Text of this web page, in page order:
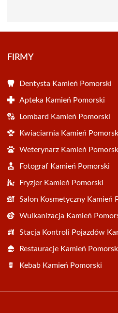
FIRMY
Dentysta Kamień Pomorski
Apteka Kamień Pomorski
Lombard Kamień Pomorski
Kwiaciarnia Kamień
Weterynarz Kamień
Fotograf Kamień Pomorski
Fryzjer Kamień Pomorski
Salon Kosmetyczny Kamień
Wulkanizacja Kamień
Stacja Kontroli Pojazdów
Restauracje Kamień
Kebab Kamień Pomorski